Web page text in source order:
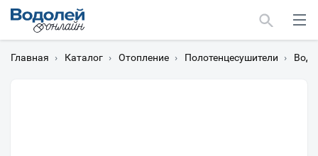
Главная › Каталог › Отопление › Полотенцесушители ›